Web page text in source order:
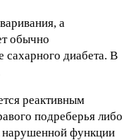
а
обычно
сахарного диабета. В
реактивным
подреберья либо
нарушенной функции